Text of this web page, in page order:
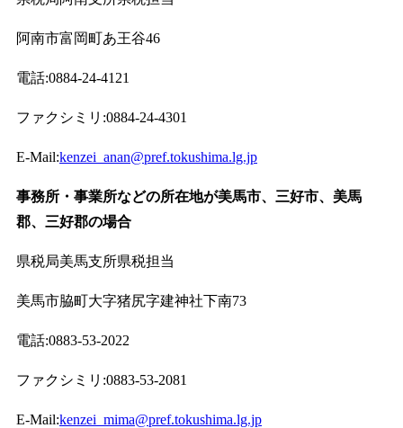
阿南市富岡町あ王谷46
電話:0884-24-4121
ファクシミリ:0884-24-4301
E-Mail:kenzei_anan@pref.tokushima.lg.jp
事務所・事業所などの所在地が美馬市、三好市、美馬
郡、三好郡の場合
県税局美馬支所県税担当
美馬市脇町大字猪尻字建神社下南73
電話:0883-53-2022
ファクシミリ:0883-53-2081
E-Mail:kenzei_mima@pref.tokushima.lg.jp